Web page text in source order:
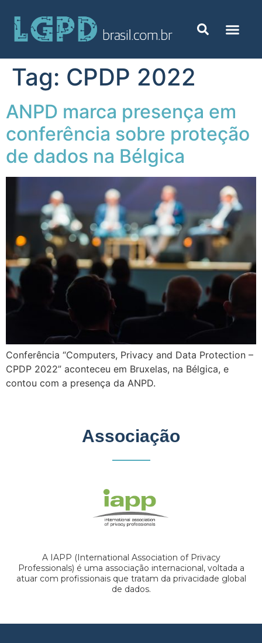
Tag: CPDP 2022
ANPD marca presença em
conferência sobre proteção
de dados na Bélgica
Conferência “Computers, Privacy and Data Protection –
CPDP 2022” aconteceu em Bruxelas, na Bélgica, e
contou com a presença da ANPD.
Associação
A IAPP (International Association of Privacy
Professionals) é uma associação internacional, voltada a
atuar com profissionais que tratam da privacidade global
de dados.